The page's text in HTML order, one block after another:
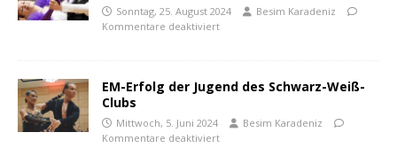
Sonntag, 25. August 2024
Besim Karadeniz
Kommentare deaktiviert
EM-Erfolg der Jugend des Schwarz-Weiß-
Clubs
Mittwoch, 5. Juni 2024
Besim Karadeniz
Kommentare deaktiviert